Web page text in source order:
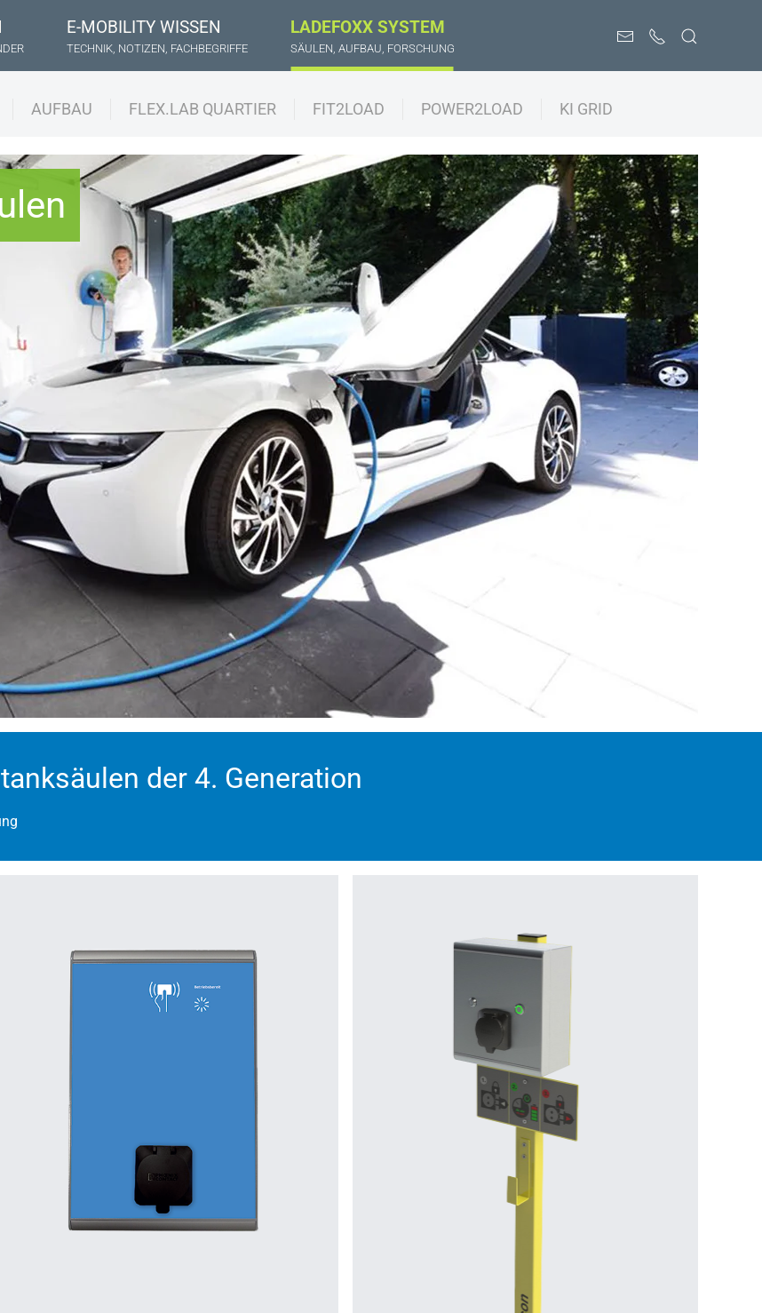
E-MOBILITY WISSEN
TECHNIK, NOTIZEN, FACHBEGRIFFE
LADEFOXX SYSTEM
SÄULEN, AUFBAU, FORSCHUNG
AUFBAU FLEX.LAB QUARTIER FIT2LOAD POWER2LOAD KI GRID
der 4. Generation